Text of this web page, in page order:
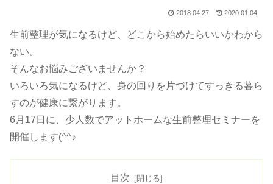
2018.04.27 2020.01.04
生前整理が気になるけど、どこから始めたらいいかわから
ない。
そんなお悩みございませんか？
いろいろ気になるけど、身の回りを片づけてすっきる暮ら
すのが健康に繋がります。
6月17日に、少人数でアットホームな生前整理セミナーを
開催します(^^♪
目次